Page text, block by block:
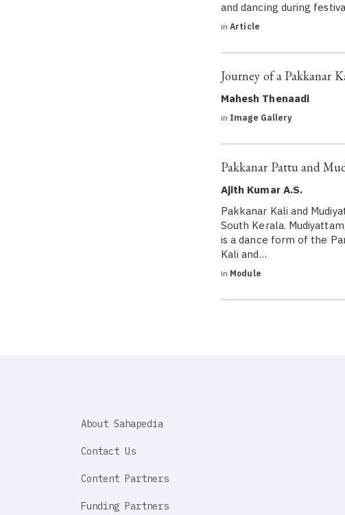
and dancing during
in Article
Journey of a Pakkanar
Mahesh Thenaadi
in Image Gallery
Pakkanar Pattu and
Ajith Kumar A.S.
Pakkanar Kali and
South Kerala.
is a dance form of the
Kali and…
in Module
IMPORTANT
About Sahapedia
Contact Us
Content Partners
Funding Partners